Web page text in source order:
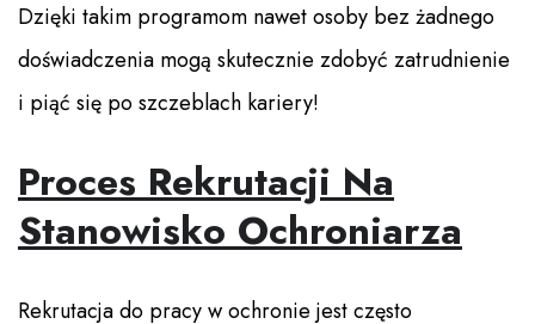
Dzięki takim programom nawet osoby bez żadnego
doświadczenia mogą skutecznie zdobyć zatrudnienie
i piąć się po szczeblach kariery!
Proces Rekrutacji Na
Stanowisko Ochroniarza
Rekrutacja do pracy w ochronie jest często